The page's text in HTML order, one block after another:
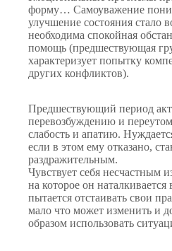
форму… Самоуважение
улучшение состояния стало
необходима спокойная
помощь (предшествующая
характеризует попытку
других конфликтов).
Предшествующий период
перевозбуждению и
слабость и апатию.
если в этом ему отказано,
раздражительным.
Чувствует себя несчастным
на которое он наталкивается
пытается отстаивать свои
мало что может изменить и
образом использовать